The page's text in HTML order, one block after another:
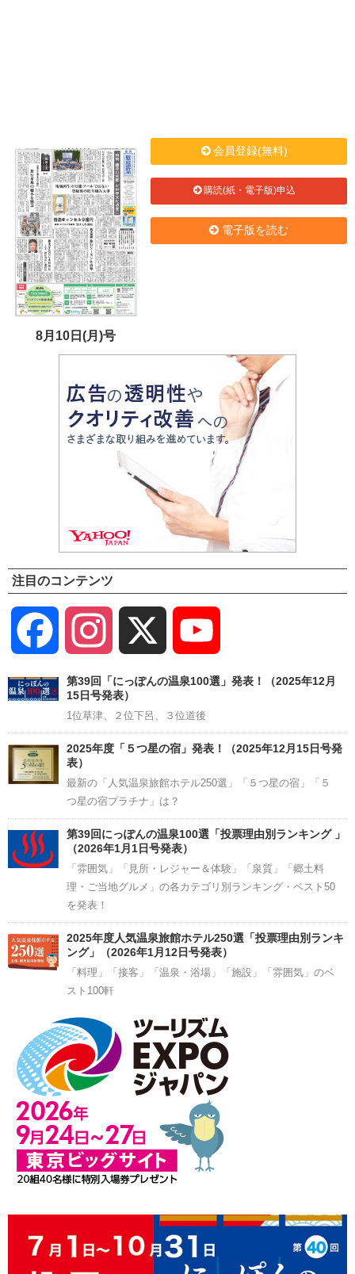
8月10日(月)号
会員登録(無料)
購読(紙・電子版)申込
電子版を読む
注目のコンテンツ
Facebook Instagram
Channel
第39回「にっぽんの温泉100選」発表！（2025年12月
15日号発表）
1位草津、２位下呂、３位道後
2025年度「５つ星の宿」発表！（2025年12月15日号発
表）
最新の「人気温泉旅館ホテル250選」「５つ星の宿」「５
つ星の宿プラチナ」は？
第39回にっぽんの温泉100選「投票理由別ランキング 」
（2026年1月1日号発表）
「雰囲気」「見所・レジャー＆体験」「泉質」「郷土料
理・ご当地グルメ」の各カテゴリ別ランキング・ベスト50
を発表！
2025年度人気温泉旅館ホテル250選「投票理由別ランキ
ング」（2026年1月12日号発表）
「料理」「接客」「温泉・浴場」「施設」「雰囲気」のベ
スト100軒